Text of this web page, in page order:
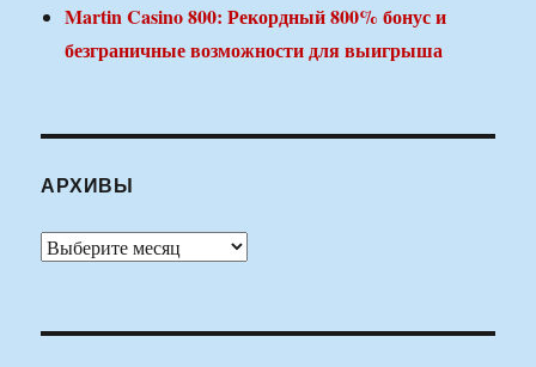
Martin Casino 800: Рекордный 800% бонус и
безграничные возможности для выигрыша
АРХИВЫ
Архивы